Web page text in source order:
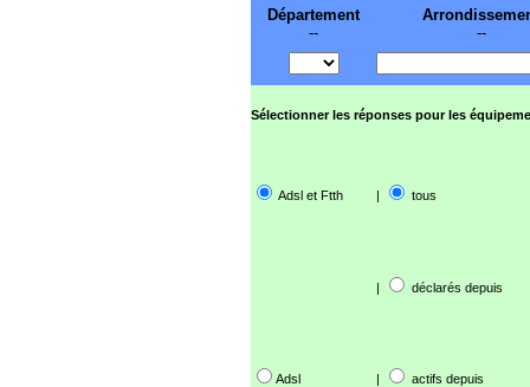
Département
--
--
Sélectionner les réponses pour les
Adsl et Ftth | tous
| déclarés depuis
Adsl | actifs depuis